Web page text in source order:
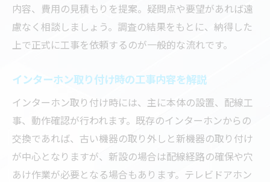
内容、費用の見積もりを提案。疑問点や要望があれば遠
慮なく相談しましょう。調査の結果をもとに、納得した
上で正式に工事を依頼するのが一般的な流れです。
インターホン取り付け時の工事内容を解説
インターホン取り付け時には、主に本体の設置、配線工
事、動作確認が行われます。既存のインターホンからの
交換であれば、古い機器の取り外しと新機器の取り付け
が中心となりますが、新設の場合は配線経路の確保や穴
あけ作業が必要となる場合もあります。テレビドアホン